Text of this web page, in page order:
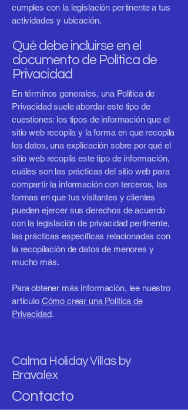
cumples con la legislación pertinente a tus
actividades y ubicación.
Qué debe incluirse en el
documento de Política de
Privacidad
En términos generales, una Política de
Privacidad suele abordar este tipo de
cuestiones: los tipos de información que el
sitio web recopila y la forma en que recopila
los datos, una explicación sobre por qué el
sitio web recopila este tipo de información,
cuáles son las prácticas del sitio web para
compartir la información con terceros, las
formas en que tus visitantes y clientes
pueden ejercer sus derechos de acuerdo
con la legislación de privacidad pertinente,
las prácticas específicas relacionadas con
la recopilación de datos de menores y
mucho más.
Para obtener más información, lee nuestro
artículo Cómo crear una Política de
Privacidad.
Calma Holiday Villas by
Bravalex
Contacto